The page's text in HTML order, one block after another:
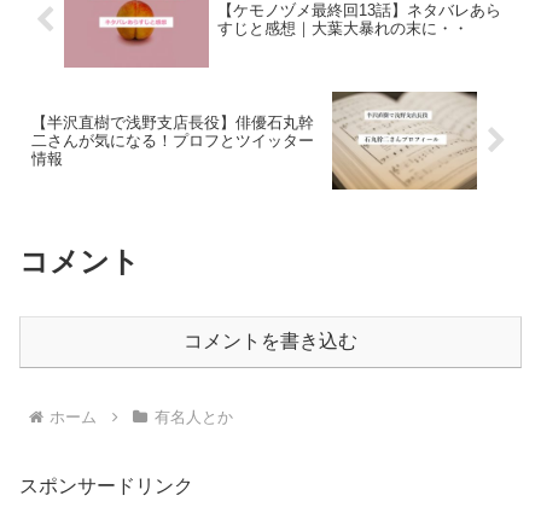
【ケモノヅメ最終回13話】ネタバレあら
すじと感想｜大葉大暴れの末に・・
【半沢直樹で浅野支店長役】俳優石丸幹
二さんが気になる！プロフとツイッター
情報
コメント
コメントを書き込む
ホーム 有名人とか
スポンサードリンク